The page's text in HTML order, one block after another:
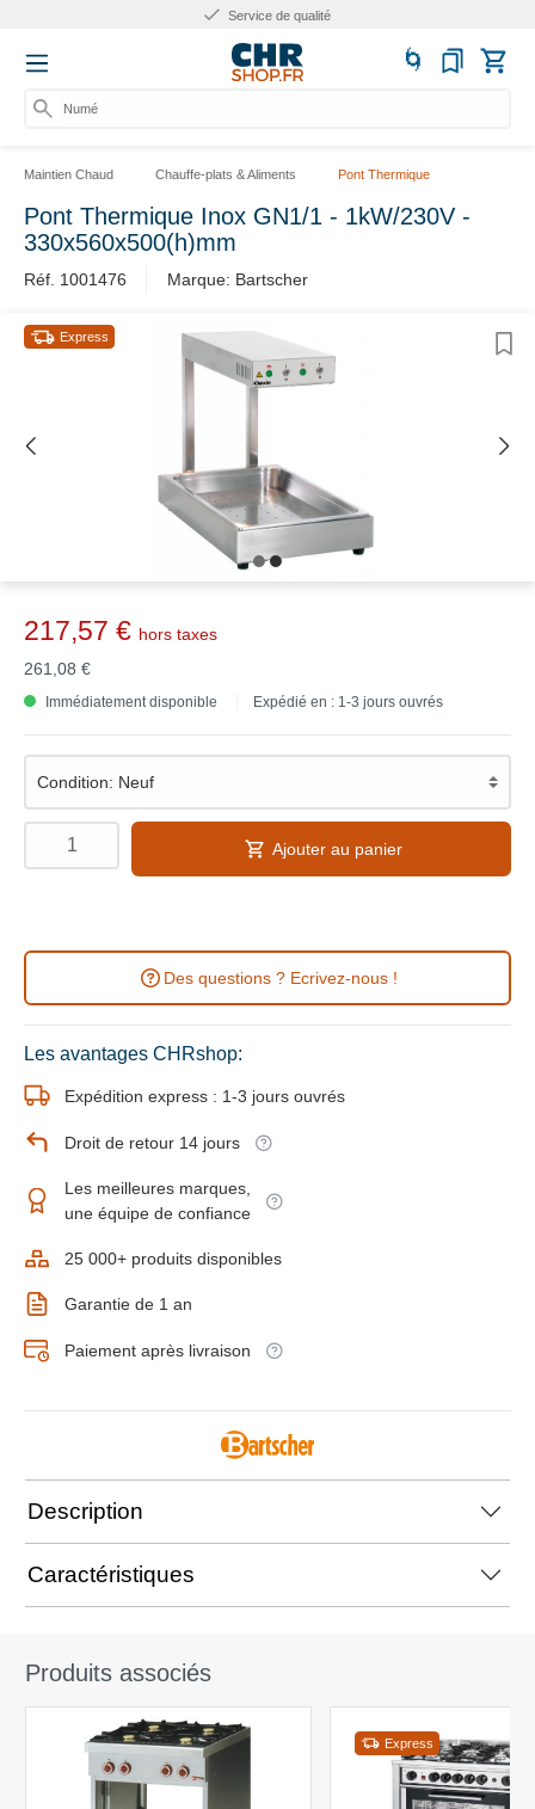
Service de qualité
Numéro
Maintien Chaud Chauffe-plats & Aliments Pont Thermique
Pont Thermique Inox GN1/1 - 1kW/230V -
330x560x500(h)mm
Réf. 1001476 Marque: Bartscher
Express
217,57 € hors taxes
261,08 €
Immédiatement disponible Expédié en : 1-3 jours ouvrés
Ajouter au panier
Des questions ? Ecrivez-nous !
Les avantages CHRshop:
Expédition express : 1-3 jours ouvrés
Droit de retour 14 jours
Les meilleures marques,
une équipe de confiance
25 000+ produits disponibles
Garantie de 1 an
Paiement après livraison
Description
Caractéristiques
Produits associés
Express